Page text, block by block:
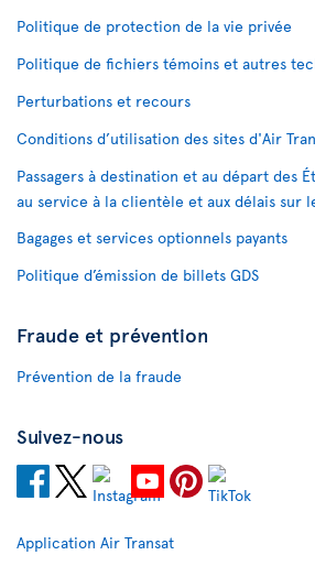
Politique de protection de la vie privée
Politique de fichiers témoins et autres
Perturbations et recours
Conditions d’utilisation des sites d'Air
Passagers à destination et au départ des
au service à la clientèle et aux délais sur
Bagages et services optionnels payants
Politique d’émission de billets GDS
Fraude et prévention
Prévention de la fraude
Suivez-nous
Application Air Transat